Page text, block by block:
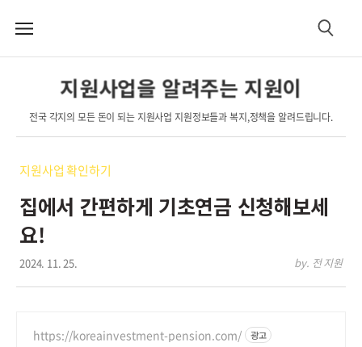
메
검
지원사업을 알려주는 지원이
전국 각지의 모든 돈이 되는 지원사업 지원정보들과 복지,정책을 알려드립니다.
지원사업 확인하기
집에서 간편하게 기초연금 신청해보세
요!
2024. 11. 25. by. 전 지원
https://koreainvestment-pension.com/ 광고